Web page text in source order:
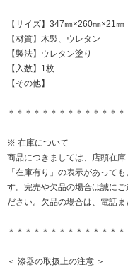
【サイズ】347㎜×260㎜×21㎜
【材質】木製、ウレタン
【製法】ウレタン塗り
【入数】1枚
【その他】
＊＊＊＊＊＊＊＊＊＊＊＊＊＊
※ 在庫について
商品につきましては、店頭在
「在庫有り」の表示があって
す。完売や欠品の場合は誠に
ださい。欠品の場合は、電話
＊＊＊＊＊＊＊＊＊＊＊＊＊＊
＜ 漆器の取扱上の注意 ＞